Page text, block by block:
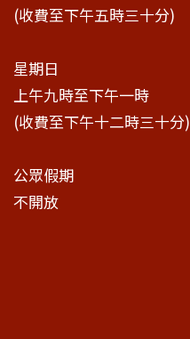
(收費至下午五時三十分)
星期日
上午九時至下午一時
(收費至下午十二時三十分)
公眾假期
不開放